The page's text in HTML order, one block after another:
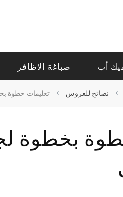
أب صباغة الاظافر
› نصائح للعروس › تعليمات خطوة
بخطوة